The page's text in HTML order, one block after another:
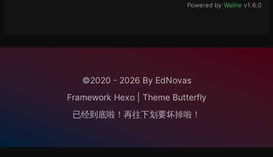
Powered by Waline v1.6.0
©2020 - 2026 By EdNovas
Framework Hexo Theme Butterfly
已经到底啦！再往下划要坏掉啦！